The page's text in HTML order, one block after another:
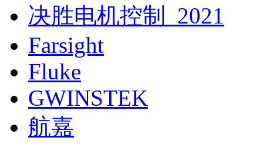
决胜电机控制_2021
Farsight
Fluke
GWINSTEK
航嘉